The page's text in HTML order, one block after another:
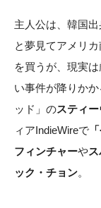
主人公は、韓国
と夢見てアメリ
を買うが、現実
い事件が降りか
ッド」のスティ
ィアIndieWireで
フィンチャーや
ック・チョン。